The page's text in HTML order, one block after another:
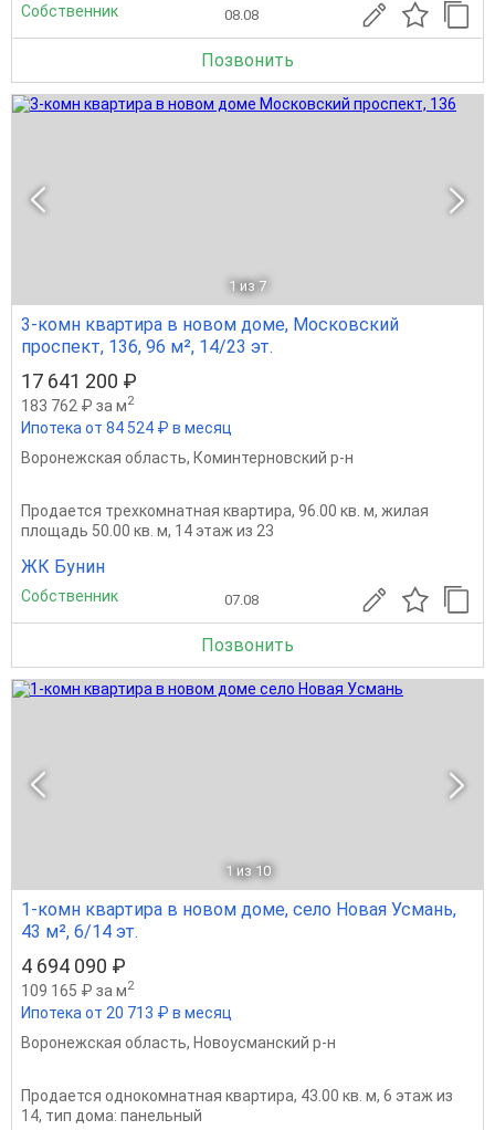
Собственник 08.08
Позвонить
1 из 7
3-комн квартира в новом доме, Московский
проспект, 136, 96 м², 14/23 эт.
17 641 200 ₽
183 762 ₽ за м2
Ипотека от 84 524 ₽ в месяц
Воронежская область, Коминтерновский р-н
Продается трехкомнатная квартира, 96.00 кв. м, жилая
площадь 50.00 кв. м, 14 этаж из 23
ЖК Бунин
Собственник 07.08
Позвонить
1 из 10
1-комн квартира в новом доме, село Новая Усмань,
43 м², 6/14 эт.
4 694 090 ₽
109 165 ₽ за м2
Ипотека от 20 713 ₽ в месяц
Воронежская область, Новоусманский р-н
Продается однокомнатная квартира, 43.00 кв. м, 6 этаж из
14, тип дома: панельный